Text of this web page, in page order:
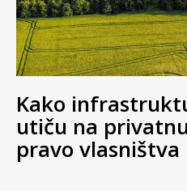
Kako
utiču na
pravo vlasništva